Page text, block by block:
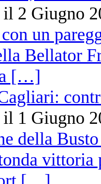
2 Giugno
1 Giugno